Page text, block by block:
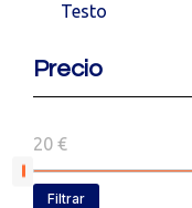
Testo
Precio
20 €
Filtrar